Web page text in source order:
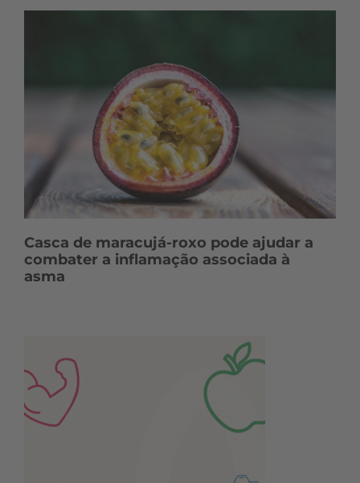
Casca de maracujá-roxo pode ajudar a
combater a inflamação associada à
asma